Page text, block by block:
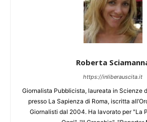
Roberta
https://inliberauscita.it
Giornalista Pubblicista, laureata in Scienze
presso La Sapienza di Roma, iscritta
Giornalisti dal 2004. Ha lavorato per "La